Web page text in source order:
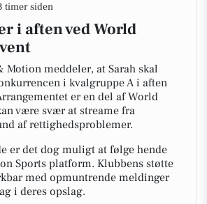
timer siden
i aften ved World
Motion meddeler, at Sarah skal
i kvalgruppe A i aften
er en del af World
være svær at streame fra
af rettighedsproblemer.
er det dog muligt at følge hende
Sports platform. Klubbens støtte
med opmuntrende meldinger
i deres opslag.